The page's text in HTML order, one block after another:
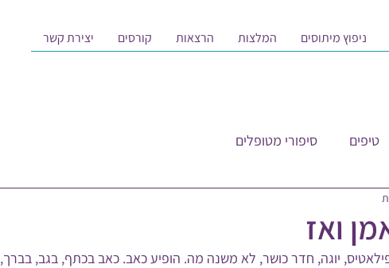
ניפוץ מיתוסים המלצות הרצאות קורסים יצירת קשר
טיפים סיפורי מטופלים
ואז
יוגה, חדר כושר, לא משנה מה. הופיע כאב. כאב בכתף, בגב, בברך,